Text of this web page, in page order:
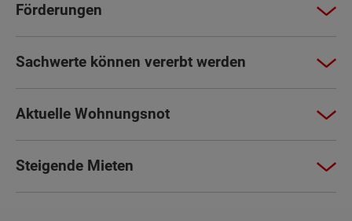
Förderungen
Sachwerte können vererbt werden
Aktuelle Wohnungsnot
Steigende Mieten